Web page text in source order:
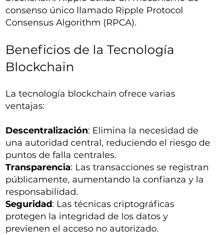
consenso único llamado Ripple Protocol
Consensus Algorithm (RPCA).
Beneficios de la Tecnología
Blockchain
La tecnología blockchain ofrece varias
ventajas:
Descentralización: Elimina la necesidad de
una autoridad central, reduciendo el riesgo de
puntos de falla centrales.
Transparencia: Las transacciones se registran
públicamente, aumentando la confianza y la
responsabilidad.
Seguridad: Las técnicas criptográficas
protegen la integridad de los datos y
previenen el acceso no autorizado.